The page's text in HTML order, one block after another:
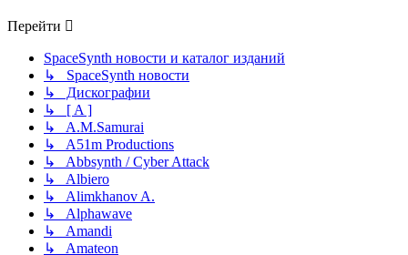
Перейти
SpaceSynth новости и каталог изданий
↳ SpaceSynth новости
↳ Дискографии
↳ [ A ]
↳ A.M.Samurai
↳ A51m Productions
↳ Abbsynth / Cyber Attack
↳ Albiero
↳ Alimkhanov A.
↳ Alphawave
↳ Amandi
↳ Amateon